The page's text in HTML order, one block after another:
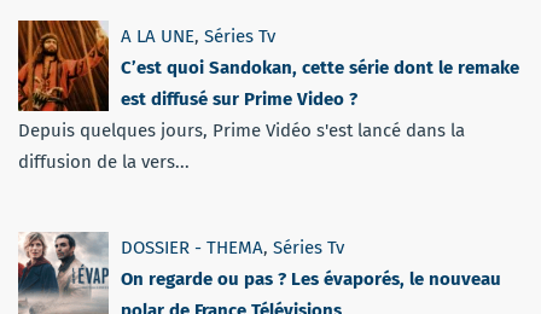
A LA UNE, Séries Tv
C’est quoi Sandokan, cette série dont le remake
est diffusé sur Prime Video ?
Depuis quelques jours, Prime Vidéo s'est lancé dans la
diffusion de la vers...
DOSSIER - THEMA, Séries Tv
On regarde ou pas ? Les évaporés, le nouveau